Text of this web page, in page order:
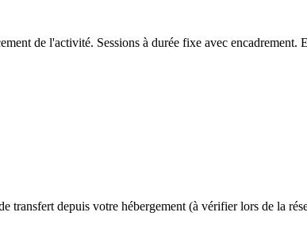
de l'activité. Sessions à durée fixe avec encadrement.
transfert depuis votre hébergement (à vérifier lors de la